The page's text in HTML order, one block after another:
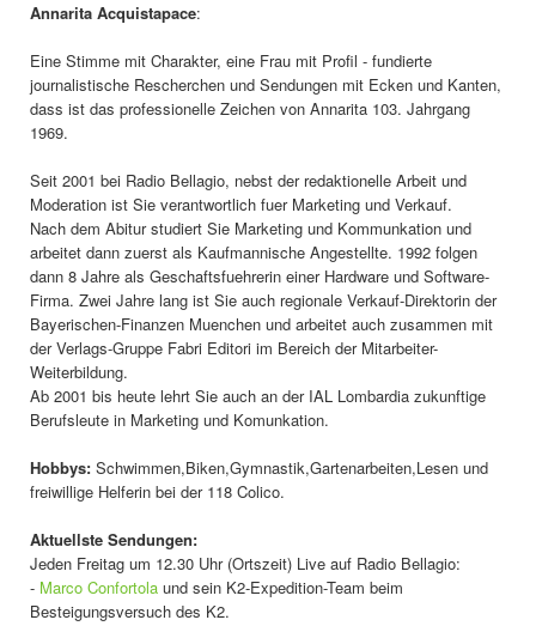
Annarita Acquistapace:
Eine Stimme mit Charakter, eine Frau mit Profil - fundierte
journalistische Rescherchen und Sendungen mit Ecken und Kanten,
dass ist das professionelle Zeichen von Annarita 103. Jahrgang
1969.
Seit 2001 bei Radio Bellagio, nebst der redaktionelle Arbeit und
Moderation ist Sie verantwortlich fuer Marketing und Verkauf.
Nach dem Abitur studiert Sie Marketing und Kommunkation und
arbeitet dann zuerst als Kaufmannische Angestellte. 1992 folgen
dann 8 Jahre als Geschaftsfuehrerin einer Hardware und Software-
Firma. Zwei Jahre lang ist Sie auch regionale Verkauf-Direktorin der
Bayerischen-Finanzen Muenchen und arbeitet auch zusammen mit
der Verlags-Gruppe Fabri Editori im Bereich der Mitarbeiter-
Weiterbildung.
Ab 2001 bis heute lehrt Sie auch an der IAL Lombardia zukunftige
Berufsleute in Marketing und Komunkation.
Hobbys: Schwimmen,Biken,Gymnastik,Gartenarbeiten,Lesen und
freiwillige Helferin bei der 118 Colico.
Aktuellste Sendungen:
Jeden Freitag um 12.30 Uhr (Ortszeit) Live auf Radio Bellagio:
- Marco Confortola und sein K2-Expedition-Team beim
Besteigungsversuch des K2.